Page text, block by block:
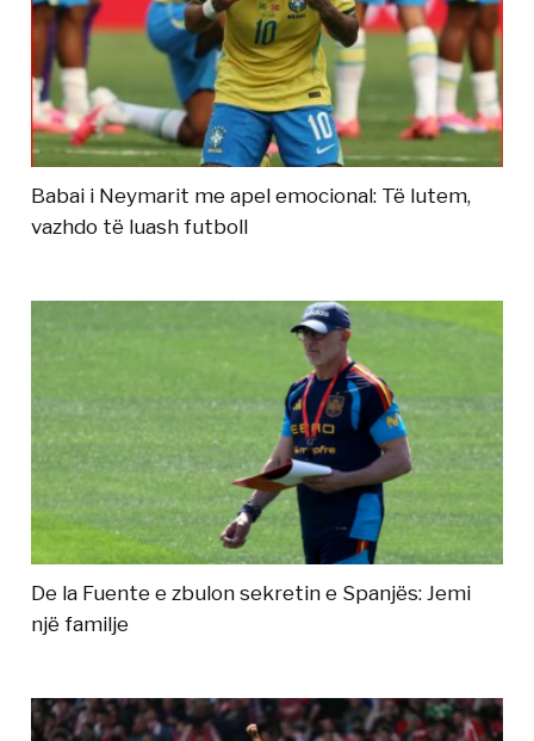
Babai i Neymarit me apel emocional: Të lutem,
vazhdo të luash futboll
De la Fuente e zbulon sekretin e Spanjës: Jemi
një familje